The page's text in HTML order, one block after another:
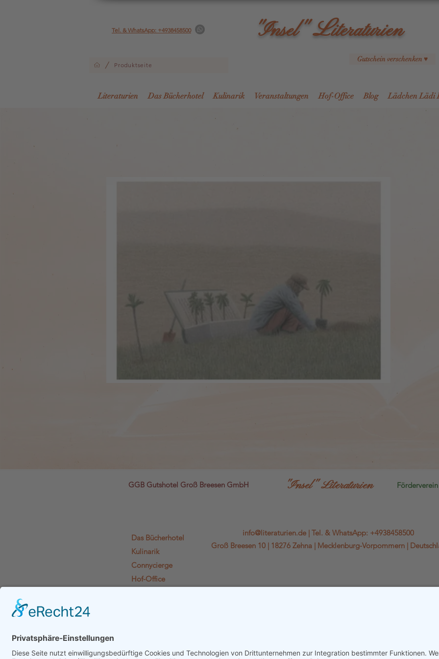
Tel. & WhatsApp: +4938458500 "Insel"Literaturien
/ Produktseite
Gutschein verschenken ♥
Literaturien Das Bücherhotel Kulinarik Veranstaltungen Hof-Office Blog Lädchen Lädi
GGB Gutshotel Groß Breesen GmbH "Insel" Literaturien
Das Bücherhotel
Kulinarik
Connycierge
Hof-Office
Groß Breesen 10 | 18276 Zehna | Mecklenburg-Vorpommern |
info@literaturien.de | Tel. & WhatsApp: +4938458500